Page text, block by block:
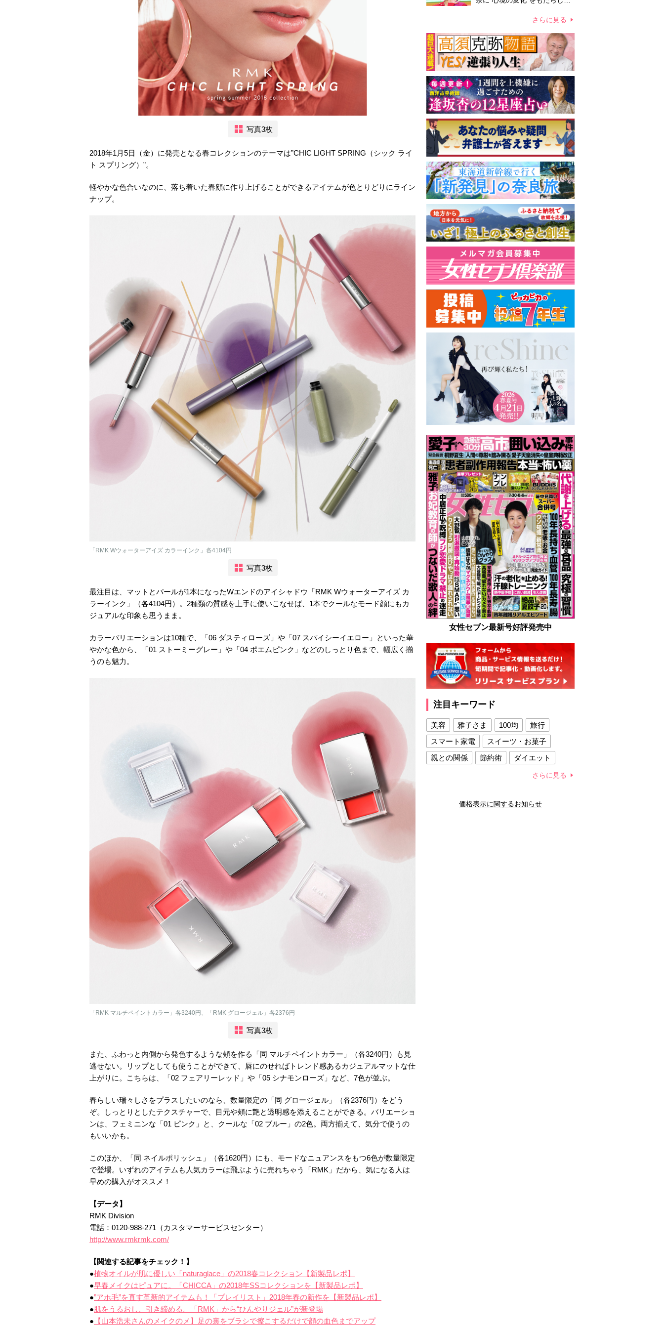
写真3枚
2018年1月5日（金）に発売となる春コレクションのテーマは”CHIC LIGHT SPRING（シック ライ
ト スプリング）”。
軽やかな色合いなのに、落ち着いた春顔に作り上げることができるアイテムが色とりどりにライン
ナップ。
「RMK Wウォーターアイズ カラーインク」各4104円
写真3枚
最注目は、マットとパールが1本になったWエンドのアイシャドウ「RMK Wウォーターアイズ カ
ラーインク」（各4104円）。2種類の質感を上手に使いこなせば、1本でクールなモード顔にもカ
ジュアルな印象も思うまま。
カラーバリエーションは10種で、「06 ダスティローズ」や「07 スパイシーイエロー」といった華
やかな色から、「01 ストーミーグレー」や「04 ポエムピンク」などのしっとり色まで、幅広く揃
うのも魅力。
「RMK マルチペイントカラー」各3240円、「RMK グロージェル」各2376円
写真3枚
また、ふわっと内側から発色するような頰を作る「同 マルチペイントカラー」（各3240円）も見
逃せない。リップとしても使うことができて、唇にのせればトレンド感あるカジュアルマットな仕
上がりに。こちらは、「02 フェアリーレッド」や「05 シナモンローズ」など、7色が並ぶ。
春らしい瑞々しさをプラスしたいのなら、数量限定の「同 グロージェル」（各2376円）をどう
ぞ。しっとりとしたテクスチャーで、目元や頰に艶と透明感を添えることができる。バリエーショ
ンは、フェミニンな「01 ピンク」と、クールな「02 ブルー」の2色。両方揃えて、気分で使うの
もいいかも。
このほか、「同 ネイルポリッシュ」（各1620円）にも、モードなニュアンスをもつ6色が数量限定
で登場。いずれのアイテムも人気カラーは飛ぶように売れちゃう「RMK」だから、気になる人は
早めの購入がオススメ！
【データ】
RMK Division
電話：0120-988-271（カスタマーサービスセンター）
http://www.rmkrmk.com/
【関連する記事をチェック！】
●植物オイルが肌に優しい「naturaglace」の2018春コレクション【新製品レポ】
●早春メイクはピュアに。「CHICCA」の2018年SSコレクションを【新製品レポ】
●”アホ毛”を直す革新的アイテムも！「プレイリスト」2018年春の新作を【新製品レポ】
●肌をうるおし、引き締める。「RMK」から“ひんやりジェル”が新登場
● 【山本浩未さんのメイクのメ】足の裏をブラシで擦こするだけで顔の血色までアップ
って「がんに蝕まれる母」を演
さらに見る
女性セブン最新号好評発売中
注目キーワード
美容 雅子さま 100均
旅行
スマート家電
スイーツ・お菓子
親との関係
節約術
ダイエット
夫との関係
新津春子 どか食い
さらに見る
価格表示に関するお知らせ